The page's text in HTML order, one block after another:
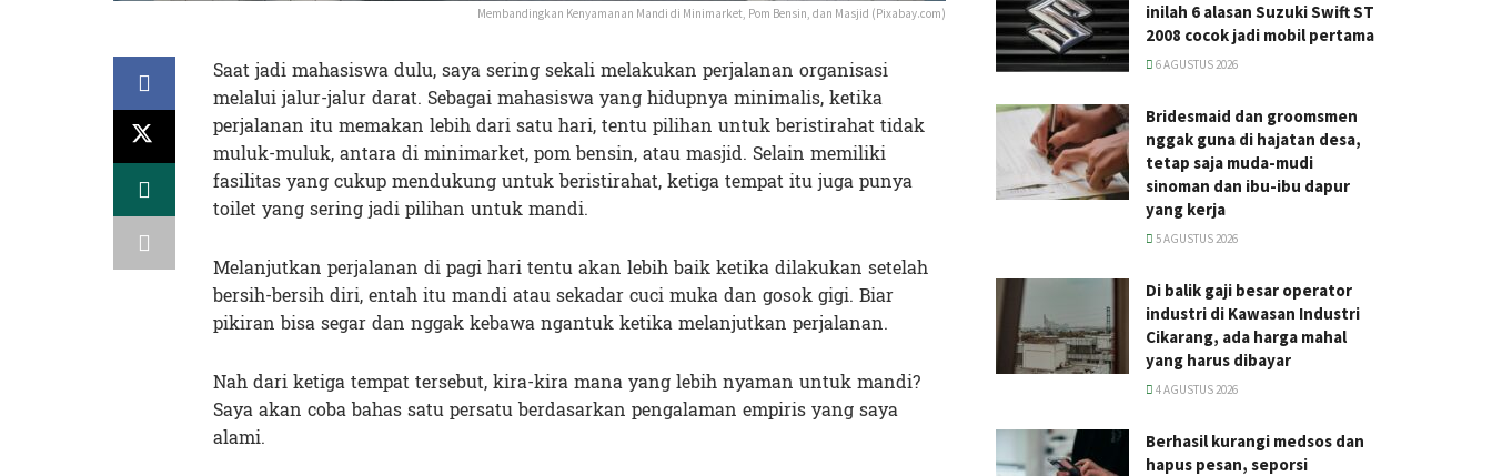
Membandingkan Kenyamanan Mandi di Minimarket, Pom Bensin, dan Masjid (Pixabay.com)
Saat jadi mahasiswa dulu, saya sering sekali melakukan perjalanan organisasi
melalui jalur-jalur darat. Sebagai mahasiswa yang hidupnya minimalis, ketika
perjalanan itu memakan lebih dari satu hari, tentu pilihan untuk beristirahat tidak
muluk-muluk, antara di minimarket, pom bensin, atau masjid. Selain memiliki
fasilitas yang cukup mendukung untuk beristirahat, ketiga tempat itu juga punya
toilet yang sering jadi pilihan untuk mandi.
Melanjutkan perjalanan di pagi hari tentu akan lebih baik ketika dilakukan setelah
bersih-bersih diri, entah itu mandi atau sekadar cuci muka dan gosok gigi. Biar
pikiran bisa segar dan nggak kebawa ngantuk ketika melanjutkan perjalanan.
Nah dari ketiga tempat tersebut, kira-kira mana yang lebih nyaman untuk mandi?
Saya akan coba bahas satu persatu berdasarkan pengalaman empiris yang saya
alami.
inilah 6 alasan Suzuki Swift ST
2008 cocok jadi mobil pertama
6 AGUSTUS 2026
Bridesmaid dan groomsmen
nggak guna di hajatan desa,
tetap saja muda-mudi
sinoman dan ibu-ibu dapur
yang kerja
5 AGUSTUS 2026
Di balik gaji besar operator
industri di Kawasan Industri
Cikarang, ada harga mahal
yang harus dibayar
4 AGUSTUS 2026
Berhasil kurangi medsos dan
hapus pesan, seporsi